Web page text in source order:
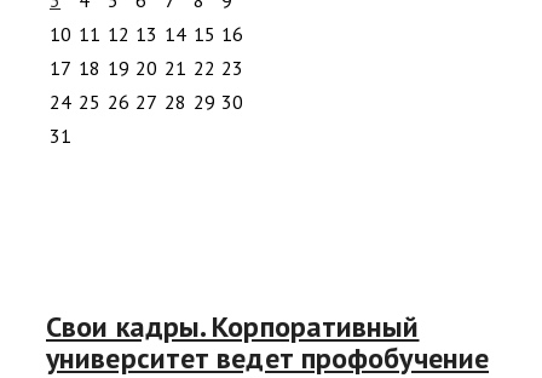
10 11 12 13 14 15 16
17 18 19 20 21 22 23
24 25 26 27 28 29 30
31
Свои кадры. Корпоративный
университет ведет профобучение